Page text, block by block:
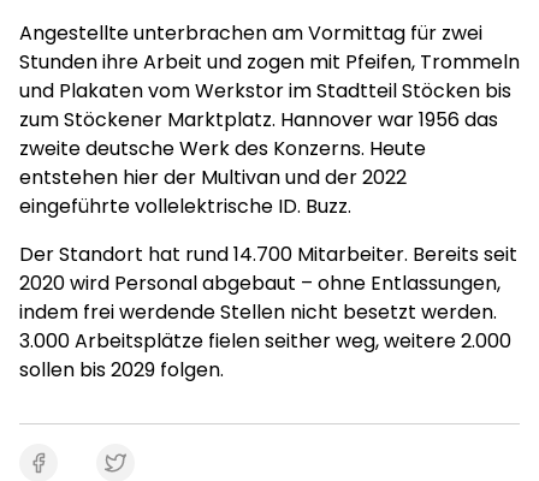
Angestellte unterbrachen am Vormittag für zwei
Stunden ihre Arbeit und zogen mit Pfeifen, Trommeln
und Plakaten vom Werkstor im Stadtteil Stöcken bis
zum Stöckener Marktplatz. Hannover war 1956 das
zweite deutsche Werk des Konzerns. Heute
entstehen hier der Multivan und der 2022
eingeführte vollelektrische ID. Buzz.
Der Standort hat rund 14.700 Mitarbeiter. Bereits seit
2020 wird Personal abgebaut – ohne Entlassungen,
indem frei werdende Stellen nicht besetzt werden.
3.000 Arbeitsplätze fielen seither weg, weitere 2.000
sollen bis 2029 folgen.